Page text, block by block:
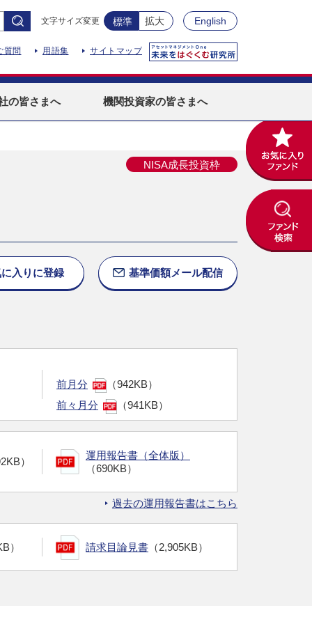
文字サイズ変更 標準 拡大 English
質問 用語集 サイトマップ
の皆さまへ 機関投資家の皆さまへ
NISA成長投資枠
入りに登録 基準価額メール配信
前月分
（942KB）
前々月分
（941KB）
）
運用報告書（全体版）
（690KB）
過去の運用報告書はこちら
） 請求目論見書 （2,905KB）